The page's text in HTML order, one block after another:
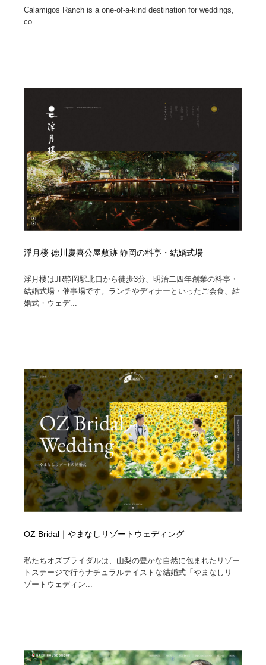
Calamigos Ranch is a one-of-a-kind destination for weddings,
co...
浮月楼 徳川慶喜公屋敷跡 静岡の料亭・結婚式場
浮月楼はJR静岡駅北口から徒歩3分、明治二四年創業の料亭・
結婚式場・催事場です。ランチやディナーといったご会食、結
婚式・ウェデ...
OZ Bridal｜やまなしリゾートウェディング
私たちオズブライダルは、山梨の豊かな自然に包まれたリゾー
トステージで行うナチュラルテイストな結婚式「やまなしリ
ゾートウェディン...